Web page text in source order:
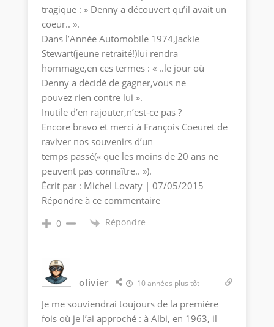
tragique : » Denny a découvert qu’il avait un
coeur.. ».
Dans l’Année Automobile 1974,Jackie
Stewart(jeune retraité!)lui rendra
hommage,en ces termes : « ..le jour où
Denny a décidé de gagner,vous ne
pouvez rien contre lui ».
Inutile d’en rajouter,n’est-ce pas ?
Encore bravo et merci à François Coeuret de
raviver nos souvenirs d’un
temps passé(« que les moins de 20 ans ne
peuvent pas connaître.. »).
Écrit par : Michel Lovaty | 07/05/2015
Répondre à ce commentaire
0 Répondre
olivier 10 années plus tôt
Je me souviendrai toujours de la première
fois où je l’ai approché : à Albi, en 1963, il